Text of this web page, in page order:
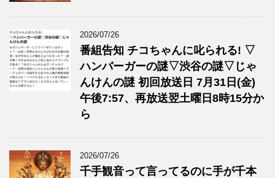
2026/07/26
番組告知 チコちゃんに叱られる! ▽
ハンバーガーの謎▽渋谷の謎▽じゃ
んけんの謎 初回放送日 7月31日(金)
午後7:57、再放送翌土曜日8時15分か
ら
2026/07/26
千手観音って言ってるのに手が千本